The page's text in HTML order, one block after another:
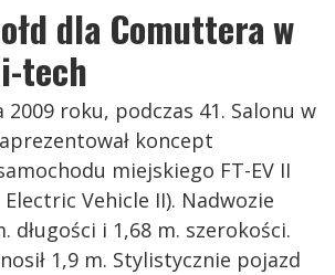
dla Comuttera w
tech
2009 roku, podczas 41. Salonu w
koncept
miejskiego FT-EV II
Vehicle II). Nadwozie
długości i 1,68 m. szerokości.
1,9 m. Stylistycznie pojazd